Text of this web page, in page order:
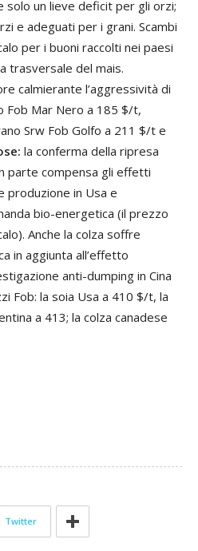
solo un lieve deficit per gli orzi;
e adeguati per i grani. Scambi
per i buoni raccolti nei paesi
trasversale del mais.
calmierante l’aggressività di
Fob Mar Nero a 185 $/t,
Srw Fob Golfo a 211 $/t e
la conferma della ripresa
parte compensa gli effetti
produzione in Usa e
bio-energetica (il prezzo
Anche la colza soffre
in aggiunta all’effetto
anti-dumping in Cina
Fob: la soia Usa a 410 $/t, la
a 413; la colza canadese
Twitter